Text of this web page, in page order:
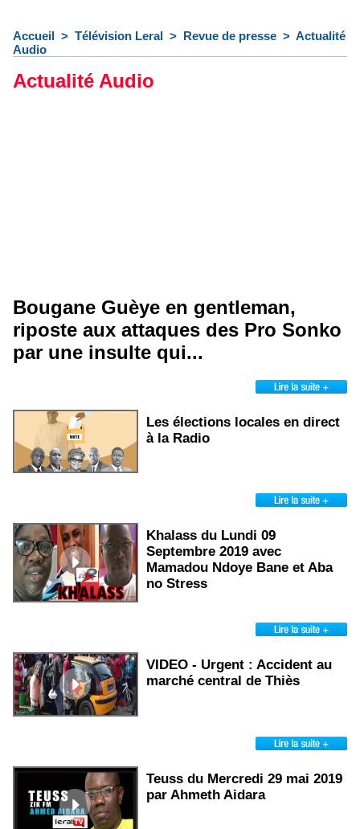
Accueil > Télévision Leral > Revue de presse > Actualité
Audio
Actualité Audio
Bougane Guèye en gentleman,
riposte aux attaques des Pro Sonko
par une insulte qui...
Les élections locales en direct
à la Radio
Khalass du Lundi 09
Septembre 2019 avec
Mamadou Ndoye Bane et Aba
no Stress
VIDEO - Urgent : Accident au
marché central de Thiès
Teuss du Mercredi 29 mai 2019
par Ahmeth Aidara